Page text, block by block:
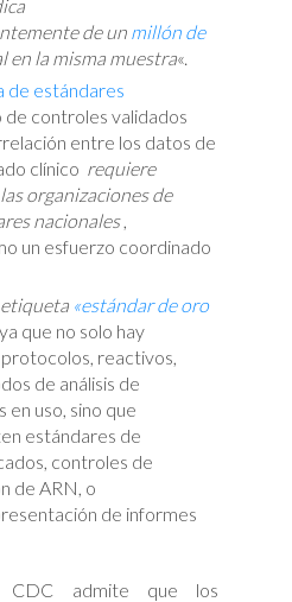
de un millón de
en la misma muestra«.
de estándares
de controles validados
entre los datos de
clínico requiere
organizaciones de
nacionales,
un esfuerzo coordinado
«estándar de oro
que no solo hay
reactivos,
de análisis de
uso, sino que
estándares de
controles de
de ARN, o
de informes
CDC admite que los